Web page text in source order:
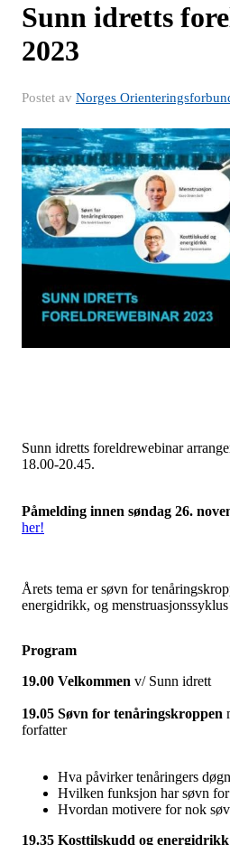
Sunn idretts
2023
Postet av Norges
Sunn idretts foreldrewebinar
18.00-20.45.
Påmelding innen søndag 26.
her!
Årets tema er søvn for
energidrikk, og
Program
19.00 Velkommen v/ Sunn idrett
19.05 Søvn for tenåringskroppen
forfatter
Hva påvirker tenåringers
Hvilken funksjon har søvn
Hvordan motivere for nok
19.35 Kosttilskudd og energidrikk